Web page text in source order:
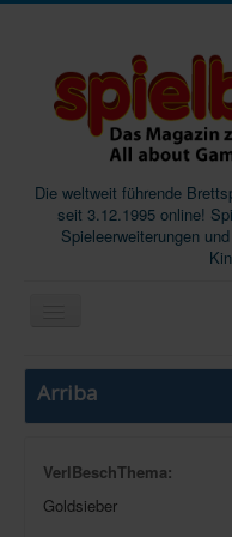
Die weltweit führende
seit 3.12.1995 online!
Spieleerweiterungen
Start
Arriba
VerlBeschThema:
Goldsieber